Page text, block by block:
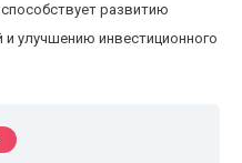
развитию
и улучшению инвестиционного